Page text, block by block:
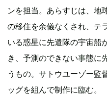
ンを担当。あらすじは、地
の移住を余儀なくされ、テ
いる惑星に先遣隊の宇宙船
き、予測のできない事態に
うもの。サトウユーゾー監
ッグを組んで制作に臨む。